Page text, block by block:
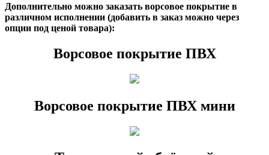
Дополнительно можно заказать ворсовое покрытие в
различном исполнении (добавить в заказ можно через
опции под ценой товара):
Ворсовое покрытие ПВХ
Ворсовое покрытие ПВХ мини